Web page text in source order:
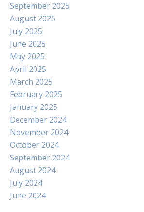
September 2025
August 2025
July 2025
June 2025
May 2025
April 2025
March 2025
February 2025
January 2025
December 2024
November 2024
October 2024
September 2024
August 2024
July 2024
June 2024